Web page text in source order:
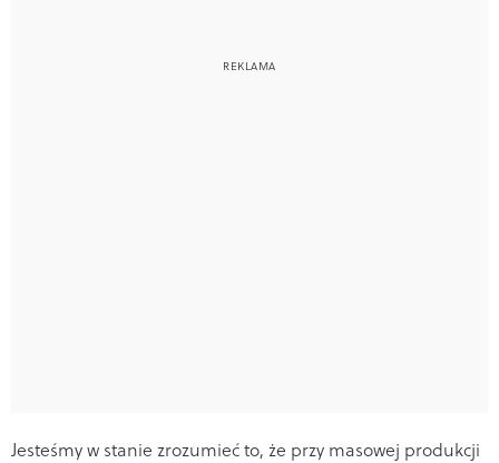
Jesteśmy w stanie zrozumieć to, że przy masowej produkcji